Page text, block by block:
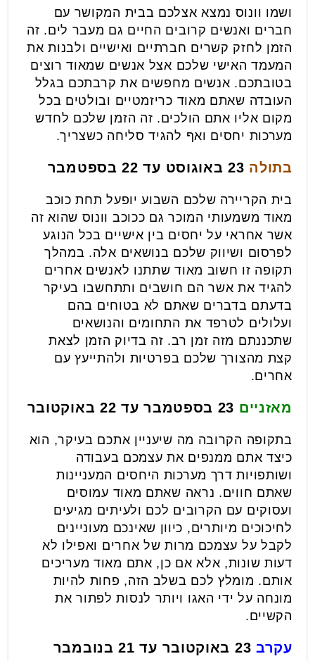
ושמו וונוס נמצא אצלכם בבית המקושר עם
חברים ואנשים קרובים החיים גם מעבר לים. זה
הזמן לחזק קשרים חברתיים ואישיים ולבנות את
המעמד האישי שלכם אצל אנשים שמאוד רוצים
בטובתכם. אנשים מחפשים את קרבתכם בגלל
העובדה שאתם מאוד כריזמטיים ובולטים בכל
מקום אליו אתם הולכים. זה הזמן שלכם לחדש
מערכות יחסים ואף להגיד סליחה כשצריך.
בתולה
בית הקריירה שלכם השבוע יופעל תחת כוכב
מאוד משמעותי המוכר גם ככוכב וונוס שהוא זה
אשר אחראי על יחסים בין אישיים בכל הנוגע
לפרסום ושיווק שלכם בנושאים אלה. במהלך
תקופה זו חשוב מאוד שתתנו לאנשים אחרים
להגיד את אשר הם חושבים ותתחשבו בעיקר
בדעתם בדברים שאתם לא בטוחים בהם
ועלולים לטרפד את התחומים והנושאים
שתכננתם מזה זמן רב. זה בדיוק הזמן לצאת
קצת מהצורך שלכם בפרטיות ולהתייעץ עם
אחרים.
מאזניים
בתקופה הקרובה מה שיעניין אתכם בעיקר, הוא
כיצד אתם ממנפים את עצמכם בעבודה
ושותפויות דרך מערכות היחסים המעניינות
שאתם חווים. נראה שאתם מאוד עמוסים
ועסוקים עם הקרובים לכם ולעיתים מגיעים
לחיכוכים מיותרים, כיוון שאינכם מעוניינים
לקבל על עצמכם מרות של אחרים ואפילו לא
דעות שונות, אלא אם כן, אתם מאוד מעריכים
אותם. מומלץ לכם בשלב הזה, פחות להיות
מונחה על ידי האגו ויותר לנסות לפתור את
הקשיים.
עקרב